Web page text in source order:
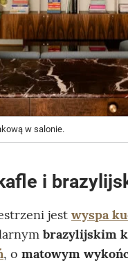
w salonie.
i
jest wyspa
brazylijskim
, o matowym